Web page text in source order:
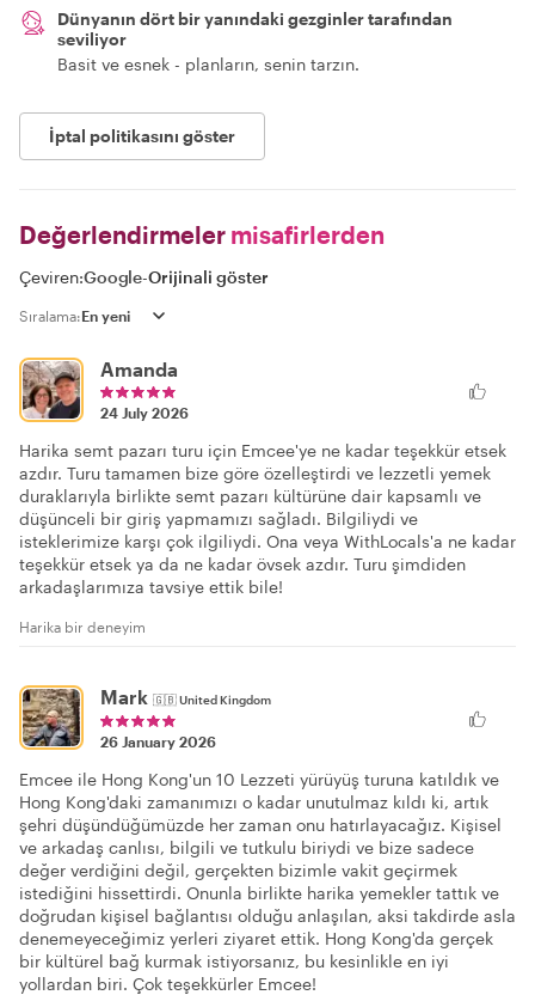
Dünyanın dört bir yanındaki gezginler tarafından
seviliyor
Basit ve esnek - planların, senin tarzın.
İptal politikasını göster
Değerlendirmeler misafirlerden
Çeviren:Google-Orijinali göster
Sıralama:
Amanda
24 July 2026
Harika semt pazarı turu için Emcee'ye ne kadar teşekkür etsek
azdır. Turu tamamen bize göre özelleştirdi ve lezzetli yemek
duraklarıyla birlikte semt pazarı kültürüne dair kapsamlı ve
düşünceli bir giriş yapmamızı sağladı. Bilgiliydi ve
isteklerimize karşı çok ilgiliydi. Ona veya WithLocals'a ne kadar
teşekkür etsek ya da ne kadar övsek azdır. Turu şimdiden
arkadaşlarımıza tavsiye ettik bile!
Harika bir deneyim
Mark 🇬🇧United Kingdom
26 January 2026
Emcee ile Hong Kong'un 10 Lezzeti yürüyüş turuna katıldık ve
Hong Kong'daki zamanımızı o kadar unutulmaz kıldı ki, artık
şehri düşündüğümüzde her zaman onu hatırlayacağız. Kişisel
ve arkadaş canlısı, bilgili ve tutkulu biriydi ve bize sadece
değer verdiğini değil, gerçekten bizimle vakit geçirmek
istediğini hissettirdi. Onunla birlikte harika yemekler tattık ve
doğrudan kişisel bağlantısı olduğu anlaşılan, aksi takdirde asla
denemeyeceğimiz yerleri ziyaret ettik. Hong Kong'da gerçek
bir kültürel bağ kurmak istiyorsanız, bu kesinlikle en iyi
yollardan biri. Çok teşekkürler Emcee!